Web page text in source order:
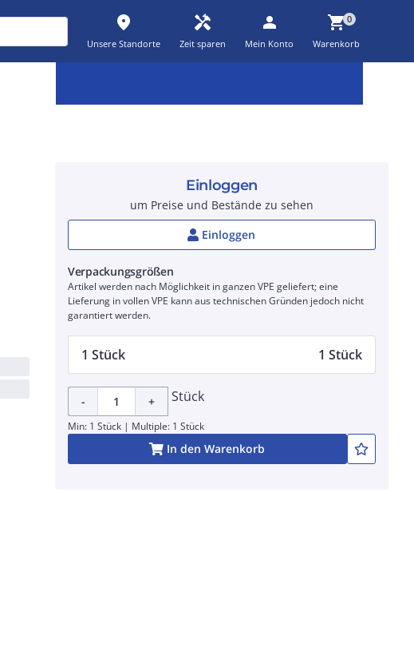
place
Unsere Standorte
handyman
Zeit sparen
person
Mein Konto
shopping_cart0
Warenkorb
Einloggen
um Preise und Bestände zu sehen
Einloggen
Verpackungsgrößen
Artikel werden nach Möglichkeit in ganzen VPE geliefert; eine
Lieferung in vollen VPE kann aus technischen Gründen jedoch nicht
garantiert werden.
1 Stück 1 Stück
- + Stück
Min: 1 Stück | Multiple: 1 Stück
In den Warenkorb